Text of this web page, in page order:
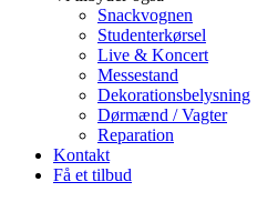
Snackvognen
Studenterkørsel
Live & Koncert
Messestand
Dekorationsbelysning
Dørmænd / Vagter
Reparation
Kontakt
Få et tilbud